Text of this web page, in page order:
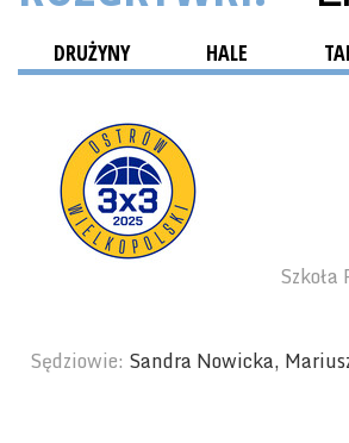
DRUŻYNY HALE
Sędziowie: Sandra Nowicka,